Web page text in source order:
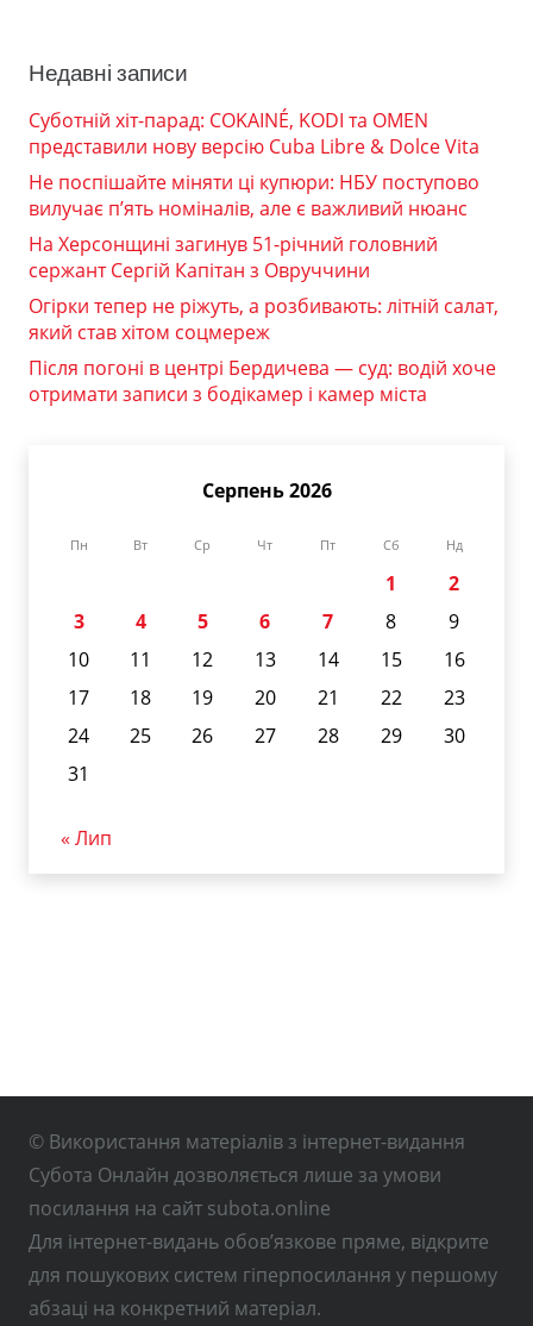
Недавні записи
Суботній хіт-парад: COKAINÉ, KODI та OMEN
представили нову версію Cuba Libre & Dolce Vita
Не поспішайте міняти ці купюри: НБУ поступово
вилучає п’ять номіналів, але є важливий нюанс
На Херсонщині загинув 51-річний головний
сержант Сергій Капітан з Овруччини
Огірки тепер не ріжуть, а розбивають: літній салат,
який став хітом соцмереж
Після погоні в центрі Бердичева — суд: водій хоче
отримати записи з бодікамер і камер міста
Серпень 2026
Пн Вт Ср Чт Пт Сб Нд
1
2
3
4 5 6 7 8
9
10
11 12 13 14 15
16
17
18 19 20 21 22
23
24
25 26 27 28 29
30
31
« Лип
© Використання матеріалів з інтернет-видання
Субота Онлайн дозволяється лише за умови
посилання на сайт subota.online
Для інтернет-видань обов’язкове пряме, відкрите
для пошукових систем гіперпосилання у першому
абзаці на конкретний матеріал.